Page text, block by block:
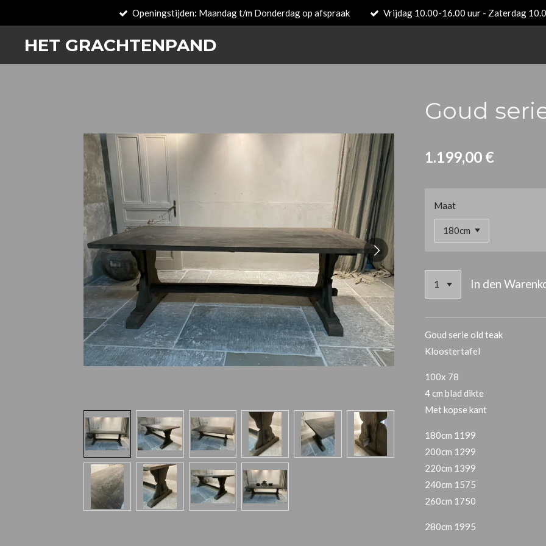
springen
Openingstijden: Maandag t/m Donderdag op afspraak Vrijdag 10.00-16.00 uur - Zaterdag
HET GRACHTENPAND
Goud
1.199,00 €
Maat
In den
Goud serie old teak
Kloostertafel
100x 78
4 cm blad dikte
Met kopse kant
180cm 1199
200cm 1299
220cm 1399
240cm 1575
260cm 1750
280cm 1995